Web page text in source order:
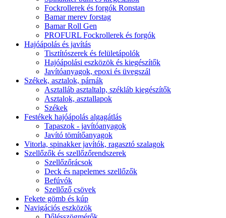
Fockrollerek és forgók Ronstan
Bamar merev forstag
Bamar Roll Gen
PROFURL Fockrollerek és forgók
Hajóápolás és javítás
Tisztítószerek és felületápolók
Hajóápolási eszközök és kiegészítők
Javítóanyagok, epoxi és üvegszál
Székek, asztalok, párnák
Asztalláb asztaltalp, székláb kiegészítők
Asztalok, asztallapok
Székek
Festékek hajóápolás algagátlás
Tapaszok - javítóanyagok
Javító tömítőanyagok
Vitorla, spinakker javítók, ragasztó szalagok
Szellőzők és szellőzőrendszerek
Szellőzőrácsok
Deck és napelemes szellőzők
Befúvók
Szellőző csövek
Fekete gömb és kúp
Navigációs eszközök